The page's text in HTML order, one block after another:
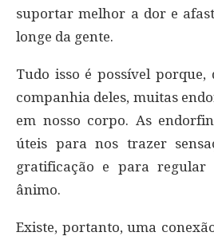
suportar melhor a dor e
longe da gente.
Tudo isso é possível porque,
companhia deles, muitas
em nosso corpo. As
úteis para nos trazer
gratificação e para regular
ânimo.
Existe, portanto, uma